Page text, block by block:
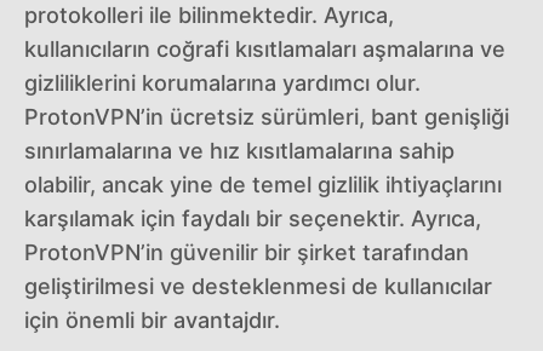
protokolleri ile bilinmektedir. Ayrıca,
kullanıcıların coğrafi kısıtlamaları aşmalarına ve
gizliliklerini korumalarına yardımcı olur.
ProtonVPN’in ücretsiz sürümleri, bant genişliği
sınırlamalarına ve hız kısıtlamalarına sahip
olabilir, ancak yine de temel gizlilik ihtiyaçlarını
karşılamak için faydalı bir seçenektir. Ayrıca,
ProtonVPN’in güvenilir bir şirket tarafından
geliştirilmesi ve desteklenmesi de kullanıcılar
için önemli bir avantajdır.